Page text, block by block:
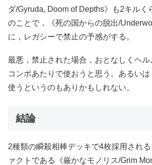
ダ/Gyruda, Doom of Depths》も2キルく
のことで，《死の国からの脱出/
に，レガシーで禁止の予感がする。
最悪，禁止された場合，おとなしくヘ
コンボあたりで使おうと思う。あるい
使うというのもありかもしれない。
結論
2種類の瞬殺相棒デッキで4枚採用され
ァクトである《厳かなモノリス/Grim